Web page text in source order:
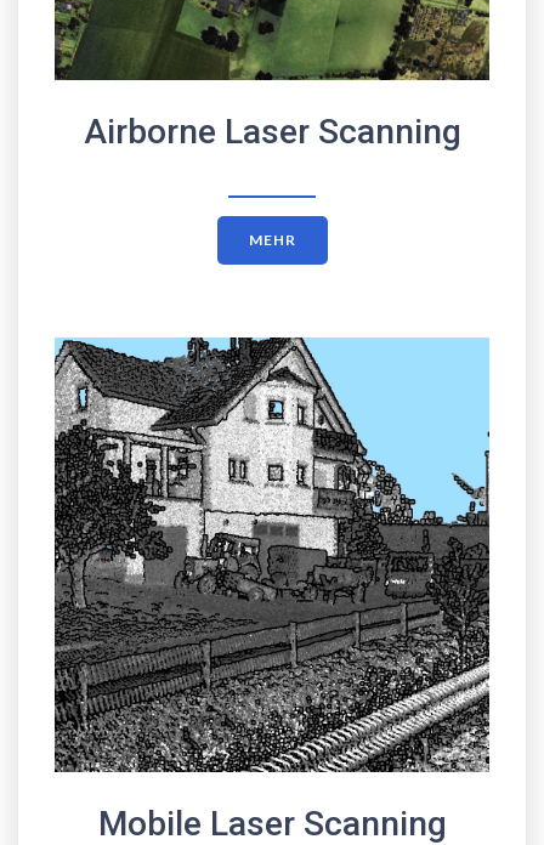
Airborne Laser Scanning
MEHR
Mobile Laser Scanning